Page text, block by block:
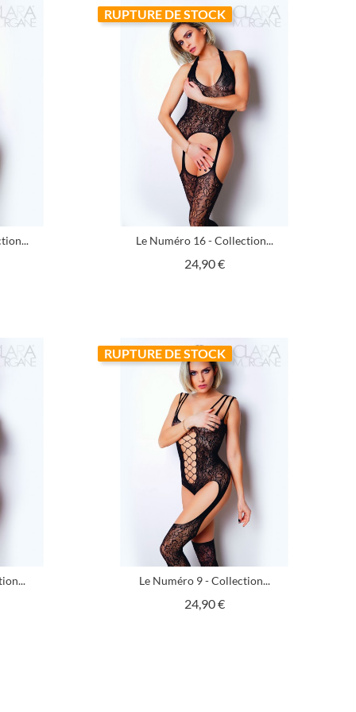
RUPTURE DE STOCK
Le Numéro 16 - Collection...
24,90 €Prix
RUPTURE DE STOCK
Le Numéro 9 - Collection...
24,90 €Prix